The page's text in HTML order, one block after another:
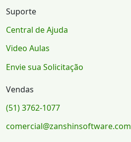
Suporte
Central de Ajuda
Video Aulas
Envie sua Solicitação
Vendas
(51) 3762-1077
comercial@zanshinsoftware.com